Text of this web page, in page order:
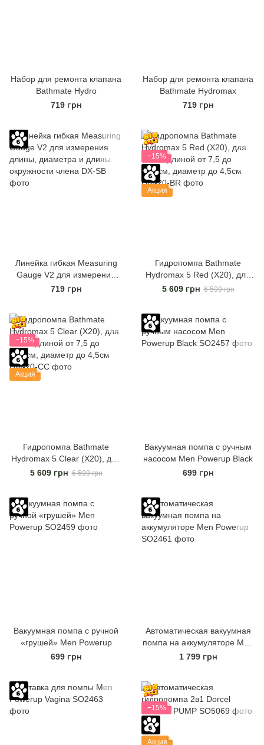
Набор для ремонта клапана
Bathmate Hydro
719 грн
Набор для ремонта клапана
Bathmate Hydromax
719 грн
Линейка гибкая Measuring
Gauge V2 для измерения
длины, диаметра и длины
719 грн
−15%
Акция
Гидропомпа Bathmate
Hydromax 5 Red (X20), для
члена длиной от 7,5 до
5 609 грн 6 599 грн
−15%
Акция
Гидропомпа Bathmate
Hydromax 5 Clear (X20), для
члена длиной от 7,5 до
5 609 грн 6 599 грн
Вакуумная помпа с ручным
насосом Men Powerup Black
699 грн
Вакуумная помпа с ручной
«грушей» Men Powerup
699 грн
Автоматическая вакуумная
помпа на аккумуляторе Men
Powerup
1 799 грн
−15%
Акция